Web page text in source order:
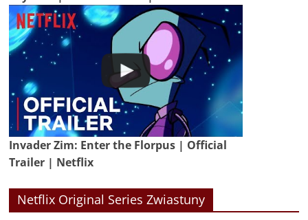
Invader Zim: Enter the Florpus | Official
Trailer | Netflix
Netflix Original Series Zwiastuny